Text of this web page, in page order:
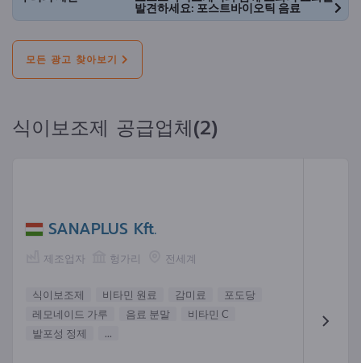
발견하세요: 포스트바이오틱 음료
모든 광고 찾아보기
식이보조제 공급업체(2)
SANAPLUS Kft.
제조업자 헝가리 전세계
식이보조제 비타민 원료 감미료
포도당
레모네이드 가루
음료 분말
비타민 C
발포성 정제
...